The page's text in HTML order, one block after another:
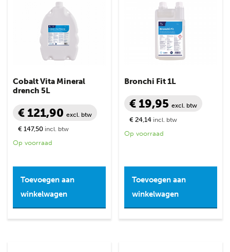
Cobalt Vita Mineral
drench 5L
€ 121,90 excl. btw
€ 147,50 incl. btw
Op voorraad
Toevoegen aan
winkelwagen
Bronchi Fit 1L
€ 19,95excl. btw
€ 24,14 incl. btw
Op voorraad
Toevoegen aan
winkelwagen